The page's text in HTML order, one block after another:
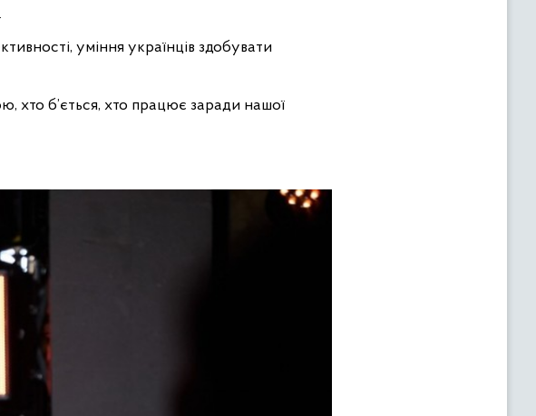
уміння українців здобувати
хто б’ється, хто працює заради нашої